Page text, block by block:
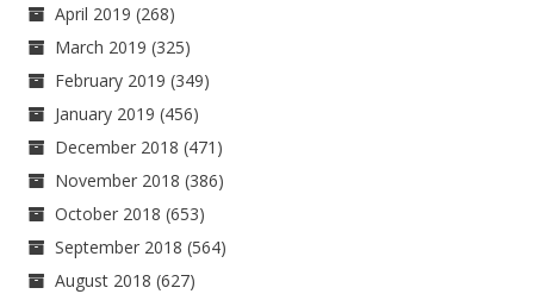
April 2019 (268)
March 2019 (325)
February 2019 (349)
January 2019 (456)
December 2018 (471)
November 2018 (386)
October 2018 (653)
September 2018 (564)
August 2018 (627)